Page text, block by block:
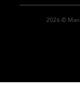
2026 ©